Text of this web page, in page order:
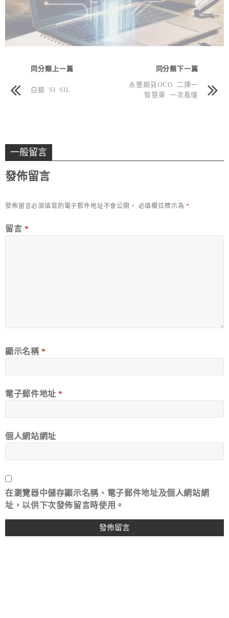
同分類上一篇
白銀 SI SIL
同分類下一篇
永豐期貨OCO 二擇一
智慧單 一次看懂
一般留言
發佈留言
發佈留言必須填寫的電子郵件地址不會公開。 必填欄位標示為*
留言 *
顯示名稱 *
電子郵件地址 *
個人網站網址
在瀏覽器中儲存顯示名稱、電子郵件地址及個人網站網
址，以供下次發佈留言時使用。